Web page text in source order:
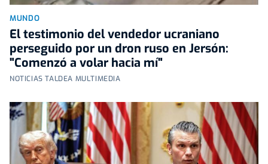
MUNDO
El testimonio del vendedor ucraniano
perseguido por un dron ruso en Jersón:
"Comenzó a volar hacia mí"
NOTICIAS TALDEA MULTIMEDIA